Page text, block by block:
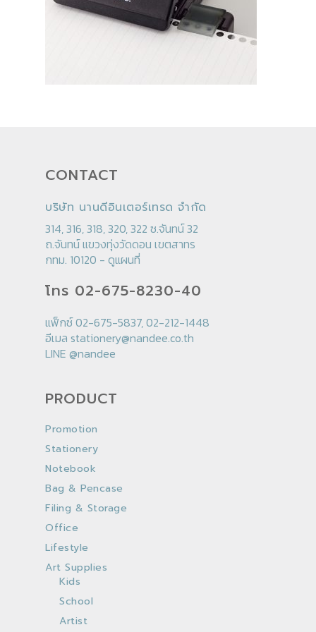
CONTACT
บริษัท นานดีอินเตอร์เทรด จำกัด
314, 316, 318, 320, 322 ซ.จันทน์ 32
ถ.จันทน์ แขวงทุ่งวัดดอน เขตสาทร
กทม. 10120 - ดูแผนที่
โทร 02-675-8230-40
แฟ็กซ์ 02-675-5837, 02-212-1448
อีเมล stationery@nandee.co.th
LINE @nandee
PRODUCT
Promotion
Stationery
Notebook
Bag & Pencase
Filing & Storage
Office
Lifestyle
Art Supplies
Kids
School
Artist